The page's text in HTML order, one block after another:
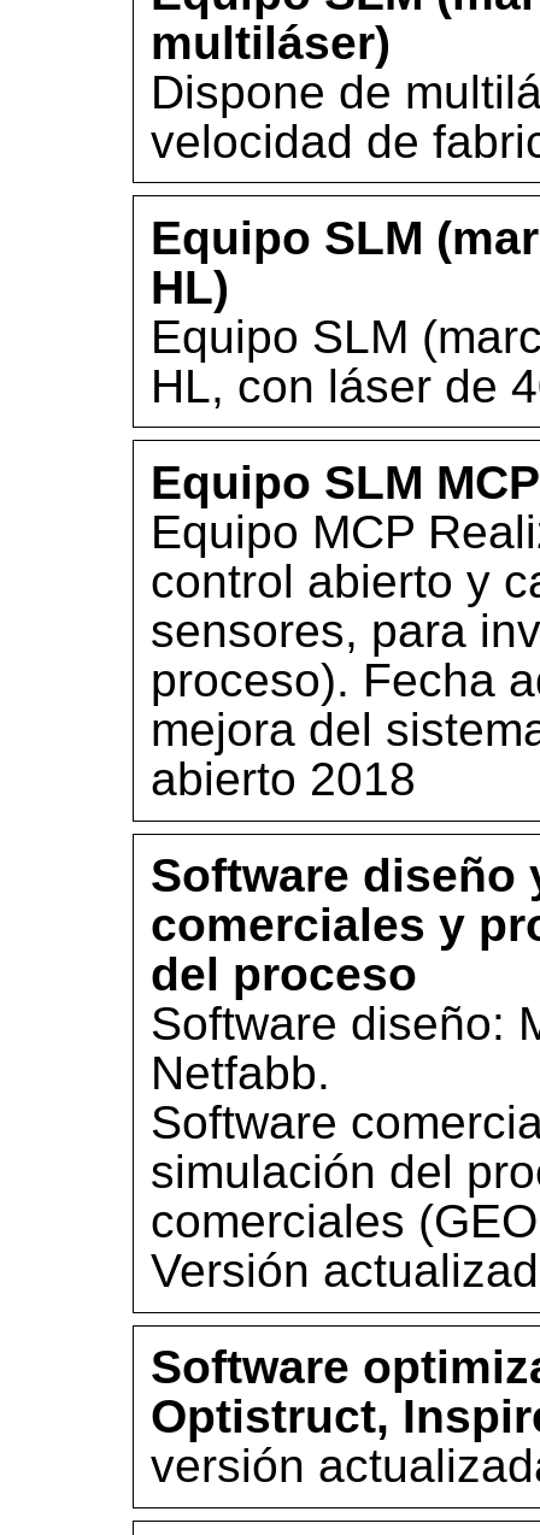
multiláser)
Dispone de
velocidad de
Equipo SLM
HL)
Equipo SLM
HL, con láser de
Equipo SLM
Equipo MCP
control abierto y
sensores, para
proceso). Fecha
mejora del
abierto 2018
Software diseño
comerciales y
del proceso
Software diseño:
Netfabb.
Software
simulación del
comerciales
Versión
Software
Optistruct,
versión